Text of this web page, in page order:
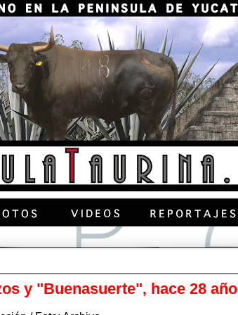
y "Buenasuerte", hace 28